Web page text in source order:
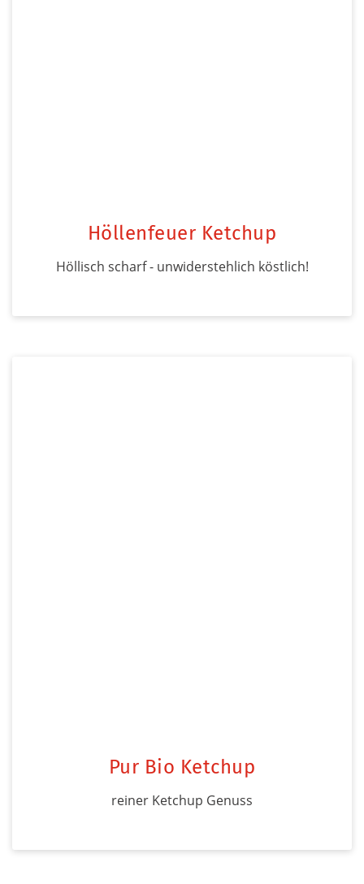
Höllenfeuer Ketchup
Höllisch scharf - unwiderstehlich köstlich!
Pur Bio Ketchup
reiner Ketchup Genuss